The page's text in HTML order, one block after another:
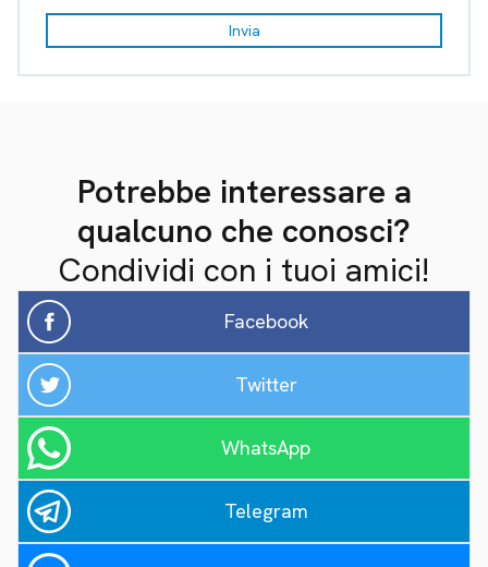
Invia
Potrebbe interessare a
qualcuno che conosci?
Condividi con i tuoi amici!
Facebook
Twitter
WhatsApp
Telegram